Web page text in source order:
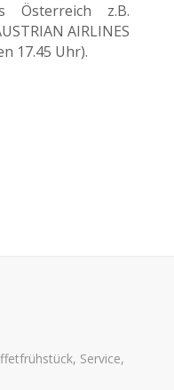
Österreich z.B.
AIRLINES
17.45 Uhr).
Service,